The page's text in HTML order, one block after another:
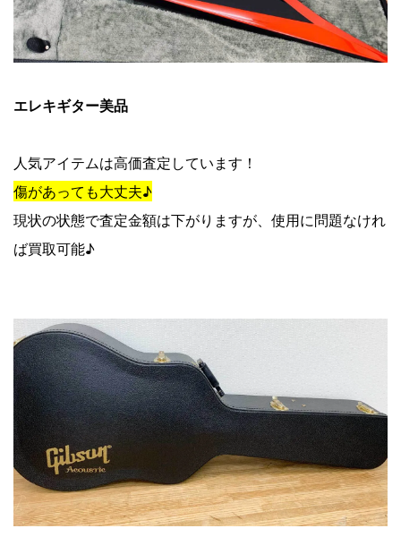
エレキギター美品
人気アイテムは高価査定しています！
傷があっても大丈夫♪
現状の状態で査定金額は下がりますが、使用に問題なけれ
ば買取可能♪